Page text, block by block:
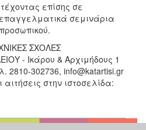
επίσης σε
σεμινάρια
ΣΧΟΛΕΣ
- Ικάρου & Αρχιμήδους 1
2810-302736, info@katartisi.gr
στην ιστοσελίδα: